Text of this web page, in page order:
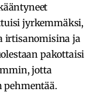
jyrkemmäksi,
irtisanomisina ja
pakottaisi
jotta